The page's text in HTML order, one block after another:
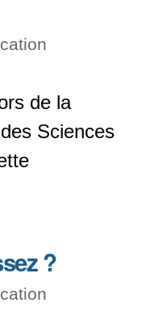
de la
Sciences
?